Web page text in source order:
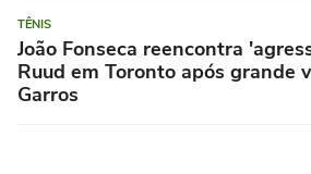
TÊNIS
João Fonseca reencontra
Ruud em Toronto após grande
Garros